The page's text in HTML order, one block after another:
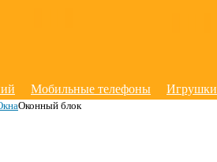
Мобильные телефоны Игрушки
Оконный блок